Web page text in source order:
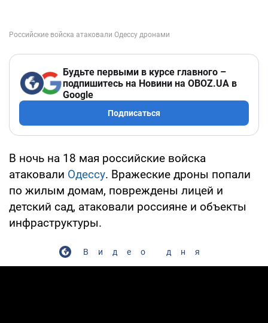
Будьте первыми в курсе главного –
подпишитесь на Новини на OBOZ.UA в
Google
Подписаться
В ночь на 18 мая российские войска
атаковали Одессу. Вражеские дроны попали
по жилым домам, повреждены лицей и
детский сад, атаковали россияне и объекты
инфраструктуры.
Видео дня